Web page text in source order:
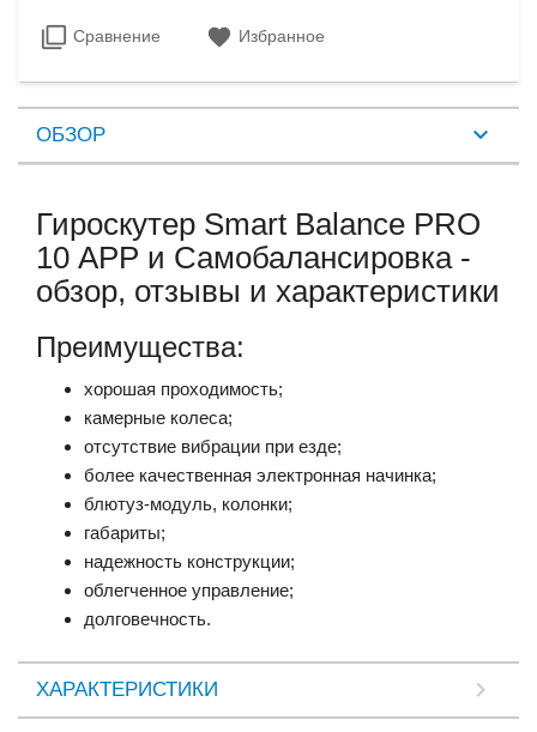
Сравнение Избранное
ОБЗОР
Гироскутер Smart Balance PRO
10 АРР и Самобалансировка -
обзор, отзывы и характеристики
Преимущества:
хорошая проходимость;
камерные колеса;
отсутствие вибрации при езде;
более качественная электронная начинка;
блютуз-модуль, колонки;
габариты;
надежность конструкции;
облегченное управление;
долговечность.
ХАРАКТЕРИСТИКИ